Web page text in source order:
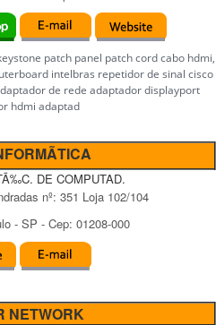
patch panel patch cord cabo hdmi,
intelbras repetidor de sinal cisco
de rede adaptador displayport
hdmi adaptad
DE COMPUTAD.
nº: 351 Loja 102/104
- SP - Cep: 01208-000
NETWORK